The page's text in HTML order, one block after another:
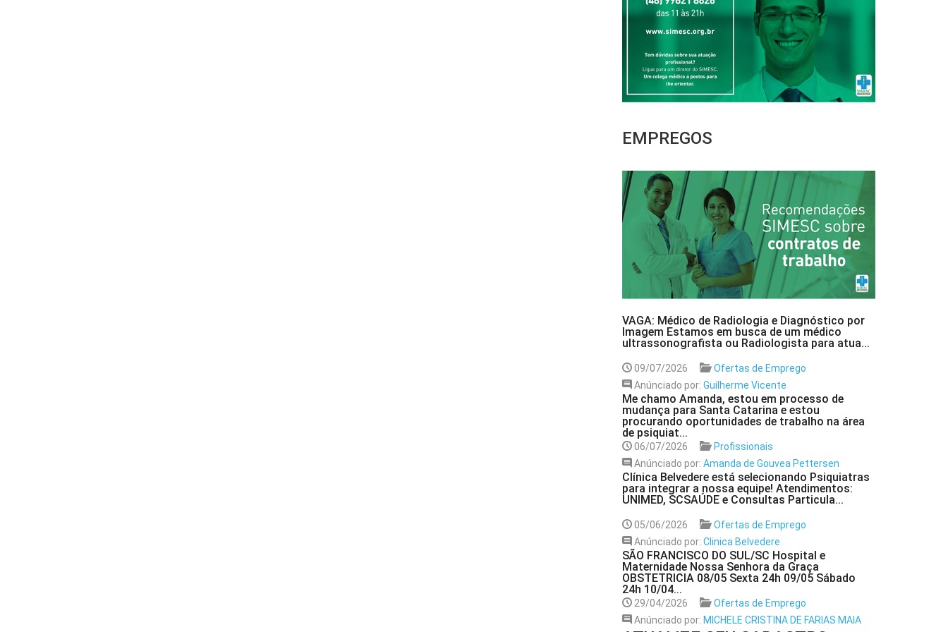
EMPREGOS
VAGA: Médico de Radiologia e Diagnóstico por
Imagem Estamos em busca de um médico
ultrassonografista ou Radiologista para atua...
09/07/2026
Ofertas de Emprego
Anúnciado por: Guilherme Vicente
Me chamo Amanda, estou em processo de
mudança para Santa Catarina e estou
procurando oportunidades de trabalho na área
de psiquiat...
06/07/2026
Profissionais
Anúnciado por: Amanda de Gouvea Pettersen
Clínica Belvedere está selecionando Psiquiatras
para integrar a nossa equipe! Atendimentos:
UNIMED, SCSAÚDE e Consultas Particula...
05/06/2026
Ofertas de Emprego
Anúnciado por: Clinica Belvedere
SÃO FRANCISCO DO SUL/SC Hospital e
Maternidade Nossa Senhora da Graça
OBSTETRICIA 08/05 Sexta 24h 09/05 Sábado
24h 10/04...
29/04/2026
Ofertas de Emprego
Anúnciado por: MICHELE CRISTINA DE FARIAS MAIA